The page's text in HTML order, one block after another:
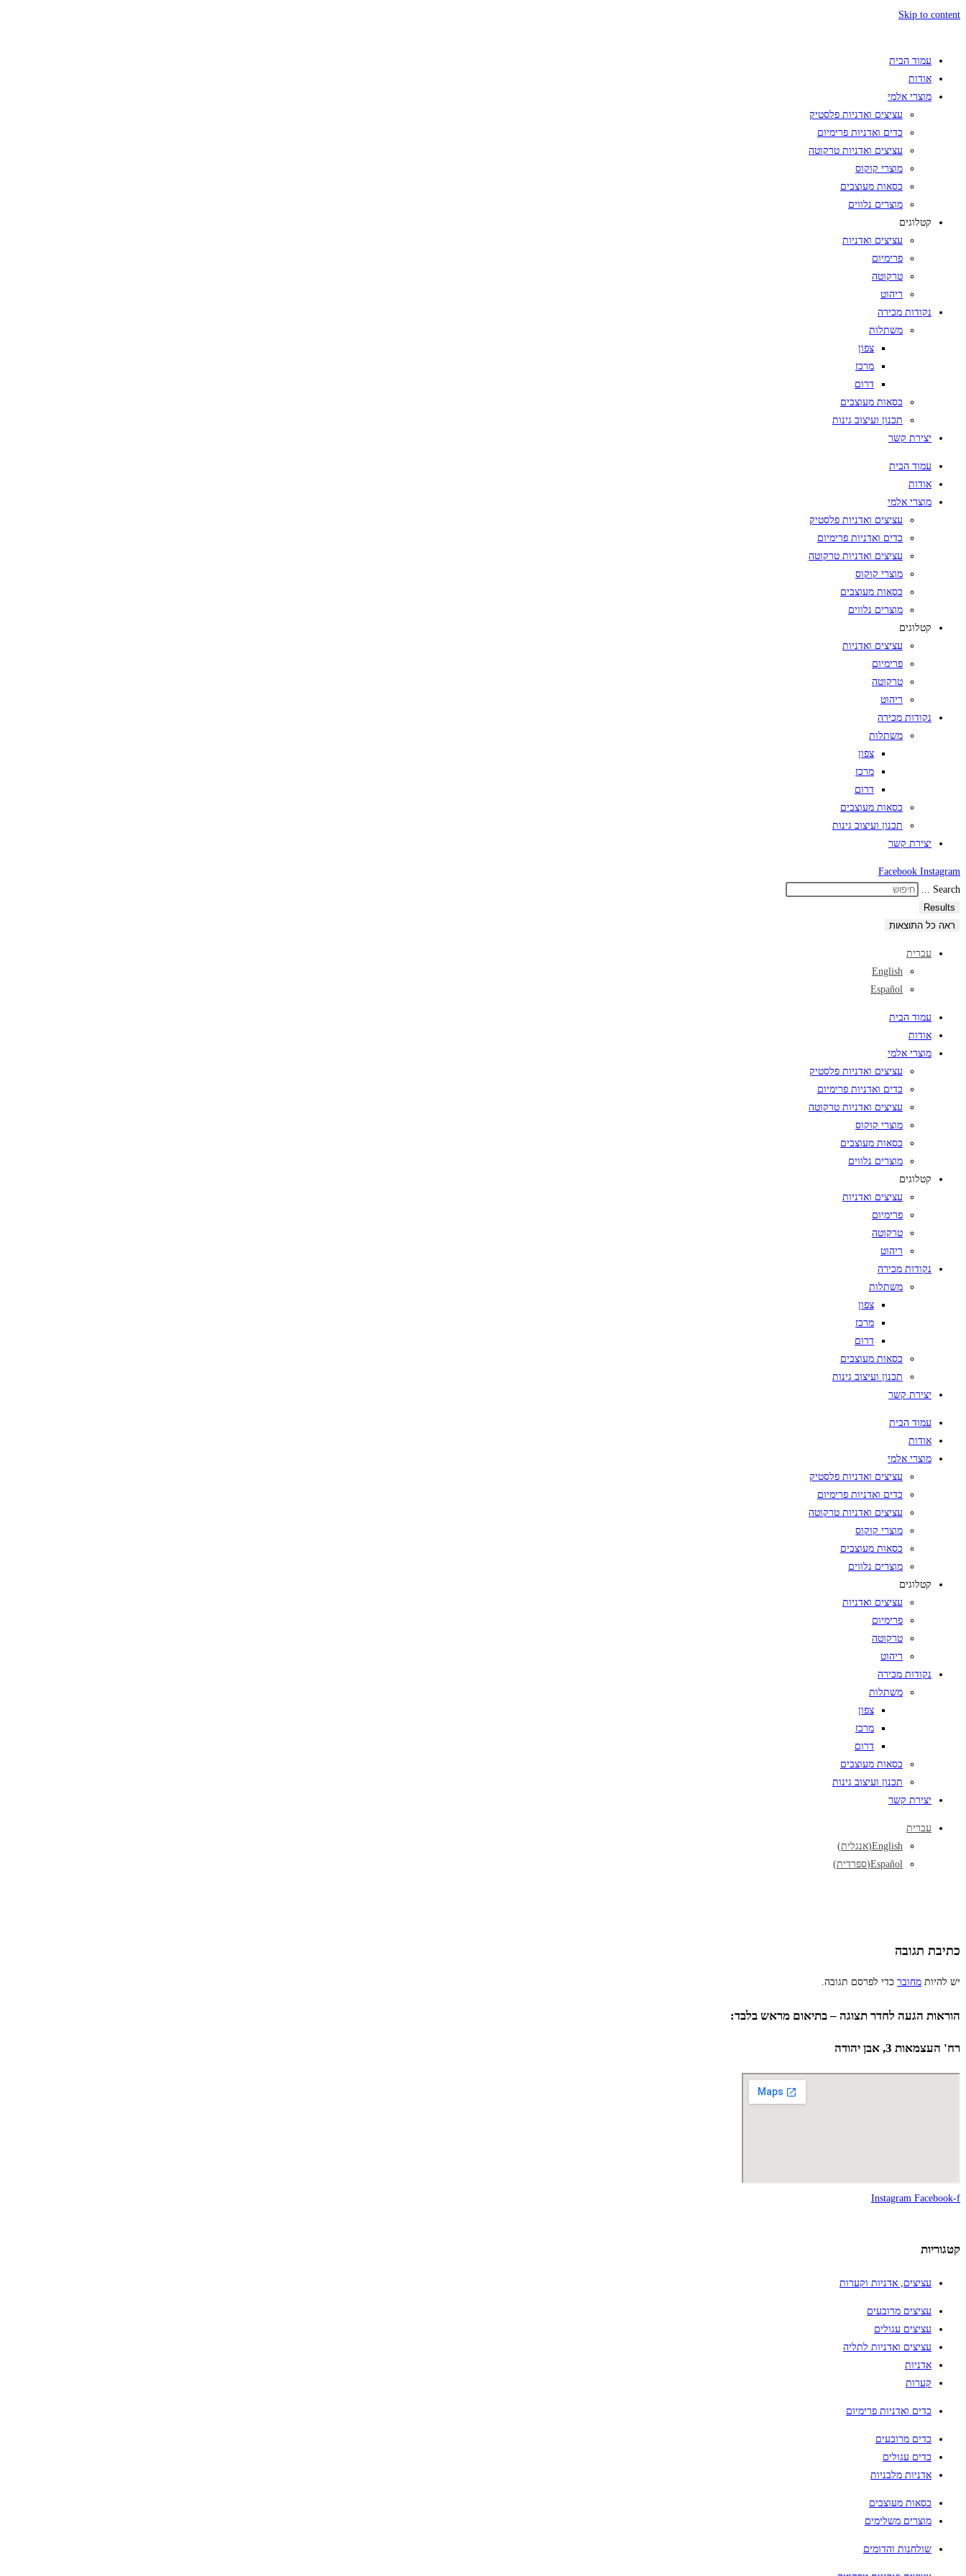
Skip to content
עמוד הבית
אודות
מוצרי אלמי
עציצים ואדניות פלסטיק
כדים ואדניות פרימיום
עציצים ואדניות טרקוטה
מוצרי קוקוס
כסאות מעוצבים
מוצרים נלווים
קטלוגים
עציצים ואדניות
פרימיום
טרקוטה
ריהוט
נקודות מכירה
משתלות
צפון
מרכז
דרום
כסאות מעוצבים
תכנון ועיצוב גינות
יצירת קשר
עמוד הבית
אודות
מוצרי אלמי
עציצים ואדניות פלסטיק
כדים ואדניות פרימיום
עציצים ואדניות טרקוטה
מוצרי קוקוס
כסאות מעוצבים
מוצרים נלווים
קטלוגים
עציצים ואדניות
פרימיום
טרקוטה
ריהוט
נקודות מכירה
משתלות
צפון
מרכז
דרום
כסאות מעוצבים
תכנון ועיצוב גינות
יצירת קשר
Facebook Instagram
Search ...
Results
ראה כל התוצאות
עברית
English
Español
עמוד הבית
אודות
מוצרי אלמי
עציצים ואדניות פלסטיק
כדים ואדניות פרימיום
עציצים ואדניות טרקוטה
מוצרי קוקוס
כסאות מעוצבים
מוצרים נלווים
קטלוגים
עציצים ואדניות
פרימיום
טרקוטה
ריהוט
נקודות מכירה
משתלות
צפון
מרכז
דרום
כסאות מעוצבים
תכנון ועיצוב גינות
יצירת קשר
עמוד הבית
אודות
מוצרי אלמי
עציצים ואדניות פלסטיק
כדים ואדניות פרימיום
עציצים ואדניות טרקוטה
מוצרי קוקוס
כסאות מעוצבים
מוצרים נלווים
קטלוגים
עציצים ואדניות
פרימיום
טרקוטה
ריהוט
נקודות מכירה
משתלות
צפון
מרכז
דרום
כסאות מעוצבים
תכנון ועיצוב גינות
יצירת קשר
עברית
English
(אנגלית)
Español
(ספרדית)
כתיבת תגובה
יש להיות מחובר כדי לפרסם תגובה.
הוראות הגעה לחדר תצוגה – בתיאום מראש בלבד:
רח' העצמאות 3, אבן יהודה
Instagram Facebook-f
קטגוריות
עציצים, אדניות וקערות
עציצים מרובעים
עציצים עגולים
עציצים ואדניות לתליה
אדניות
קערות
כדים ואדניות פרימיום
כדים מרובעים
כדים עגולים
אדניות מלבניות
כסאות מעוצבים
מוצרים משלימים
שולחנות והדומים